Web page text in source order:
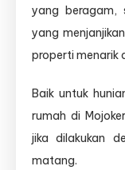
yang beragam,
yang
properti menarik
Baik untuk
rumah di
jika dilakukan
matang.